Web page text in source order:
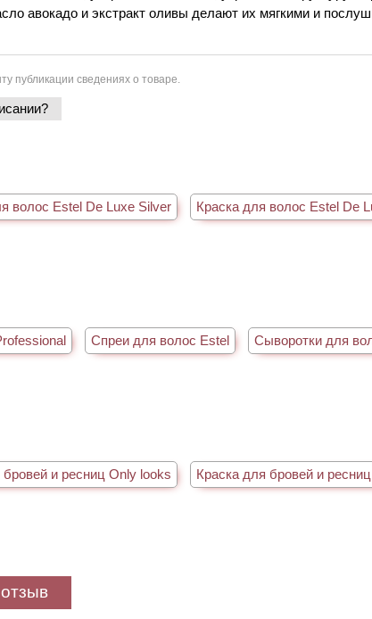
авокадо и экстракт оливы делают их мягкими и
публикации сведениях о товаре.
волос Estel De Luxe Silver Краска для волос Estel De
Спреи для волос Estel Сыворотки для
бровей и ресниц Only looks Краска для бровей и